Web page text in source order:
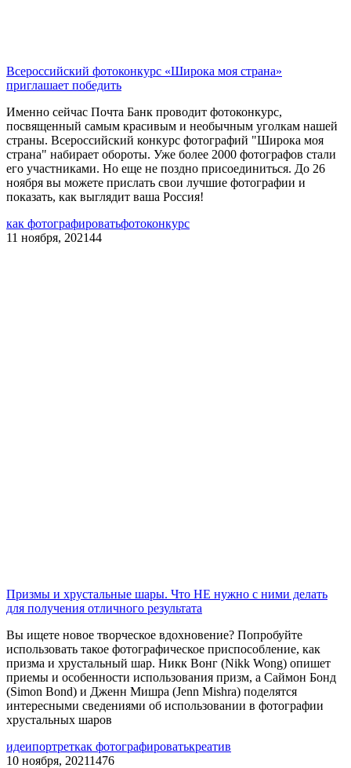
Всероссийский фотоконкурс «Широка моя страна»
приглашает победить
Именно сейчас Почта Банк проводит фотоконкурс,
посвященный самым красивым и необычным уголкам нашей
страны. Всероссийский конкурс фотографий "Широка моя
страна" набирает обороты. Уже более 2000 фотографов стали
его участниками. Но еще не поздно присоединиться. До 26
ноября вы можете прислать свои лучшие фотографии и
показать, как выглядит ваша Россия!
как фотографироватьфотоконкурс
11 ноября, 202144
Призмы и хрустальные шары. Что НЕ нужно с ними делать
для получения отличного результата
Вы ищете новое творческое вдохновение? Попробуйте
использовать такое фотографическое приспособление, как
призма и хрустальный шар. Никк Вонг (Nikk Wong) опишет
приемы и особенности использования призм, а Саймон Бонд
(Simon Bond) и Дженн Мишра (Jenn Mishra) поделятся
интересными сведениями об использовании в фотографии
хрустальных шаров
идеипортреткак фотографироватькреатив
10 ноября, 20211476